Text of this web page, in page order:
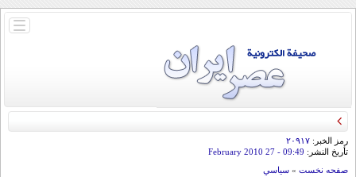
باز
رمز الخبر: ۲۰۹۱۷
تأريخ النشر: 09:49
- 27 February 2010
صفحه نخست » سياسي